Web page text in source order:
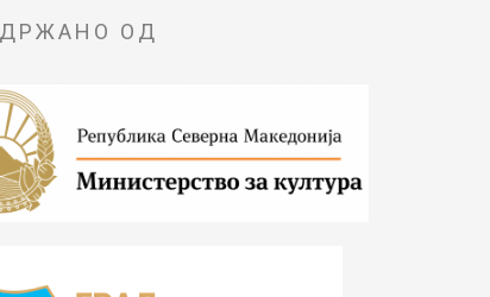
ОД